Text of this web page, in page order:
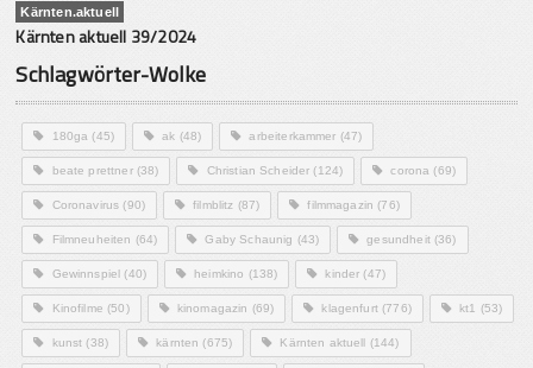
Kärnten.aktuell
Kärnten aktuell 39/2024
Schlagwörter-Wolke
180ga (45) ak (48) arbeiterkammer (47)
beate prettner(38) Christian Scheider (124) corona (69)
Coronavirus (90) filmblitz (87) filmmagazin (76)
Filmneuheiten (64) Gaby Schaunig (43) gesundheit(36)
Gewinnspiel (40) heimkino (138) kinder (47)
Kinofilme (50) kinomagazin (69) klagenfurt(776) kt1 (53)
kunst (38) kärnten (675) Kärnten aktuell (144)